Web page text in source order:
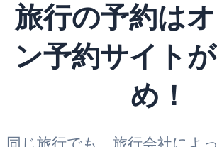
旅行の予約は
ン予約サイト
め！
同じ旅行でも、旅行会社によ